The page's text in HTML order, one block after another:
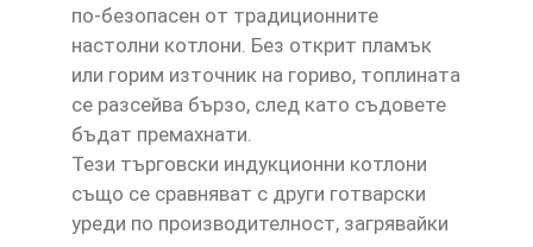
по-безопасен от традиционните
настолни котлони. Без открит пламък
или горим източник на гориво, топлината
се разсейва бързо, след като съдовете
бъдат премахнати.
Тези търговски индукционни котлони
също се сравняват с други готварски
уреди по производителност, загрявайки